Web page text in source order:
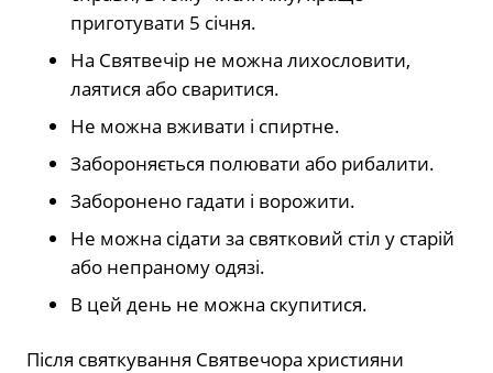
приготувати 5 січня.
На Святвечір не можна лихословити,
лаятися або сваритися.
Не можна вживати і спиртне.
Забороняється полювати або рибалити.
Заборонено гадати і ворожити.
Не можна сідати за святковий стіл у старій
або непраному одязі.
В цей день не можна скупитися.
Після святкування Святвечора християни